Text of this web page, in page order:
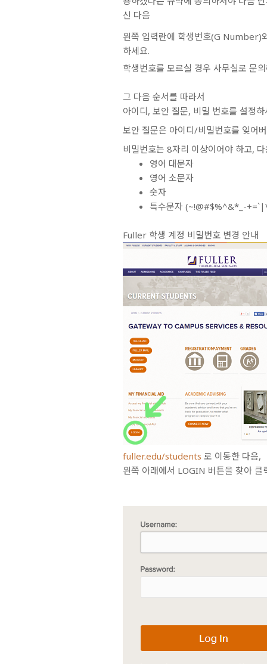
신 다음
왼쪽 입력란에 학생번호(G Number)
하세요.
학생번호를 모르실 경우 사무실로
그 다음 순서를 따라서
아이디, 보안 질문, 비밀 번호를 설정
보안 질문은 아이디/비밀번호를 잊어
비밀번호는8자리 이상이어야 하고,
영어 대문자
영어 소문자
숫자
특수문자 (~!@#$%^&*_-
Fuller 학생 계정 비밀번호 변경 안내
fuller.edu/students 로 이동한 다음,
왼쪽 아래에서 LOGIN 버튼을 찾아 클